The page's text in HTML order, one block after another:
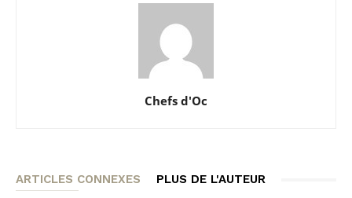
Chefs d'Oc
ARTICLES CONNEXES PLUS DE L'AUTEUR